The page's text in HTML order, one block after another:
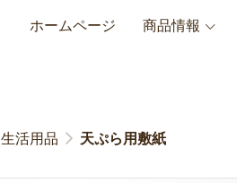
ホームページ 商品情報
生活用品 天ぷら用敷紙